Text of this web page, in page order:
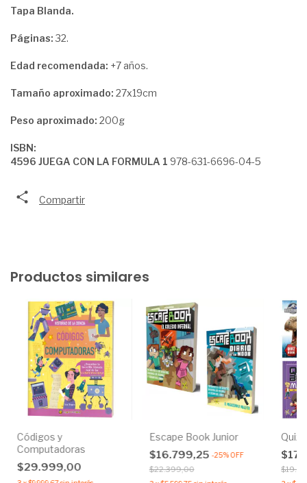
Tapa Blanda.
Páginas:32.
Edad recomendada: +7 años.
Tamaño aproximado: 27x19cm
Peso aproximado: 200g
ISBN:
4596 JUEGA CON LA FORMULA 1 978-631-6696-04-5
Compartir
Productos similares
Códigos y
Computadoras
$29.999,00
Escape Book Junior
$16.799,25 -25%OFF
$22.399,00
Quiz